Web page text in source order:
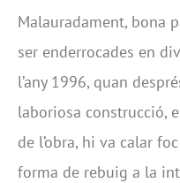
Malauradament, bona
ser enderrocades en
l’any 1996, quan
laboriosa construcció,
de l’obra, hi va calar
forma de rebuig a la